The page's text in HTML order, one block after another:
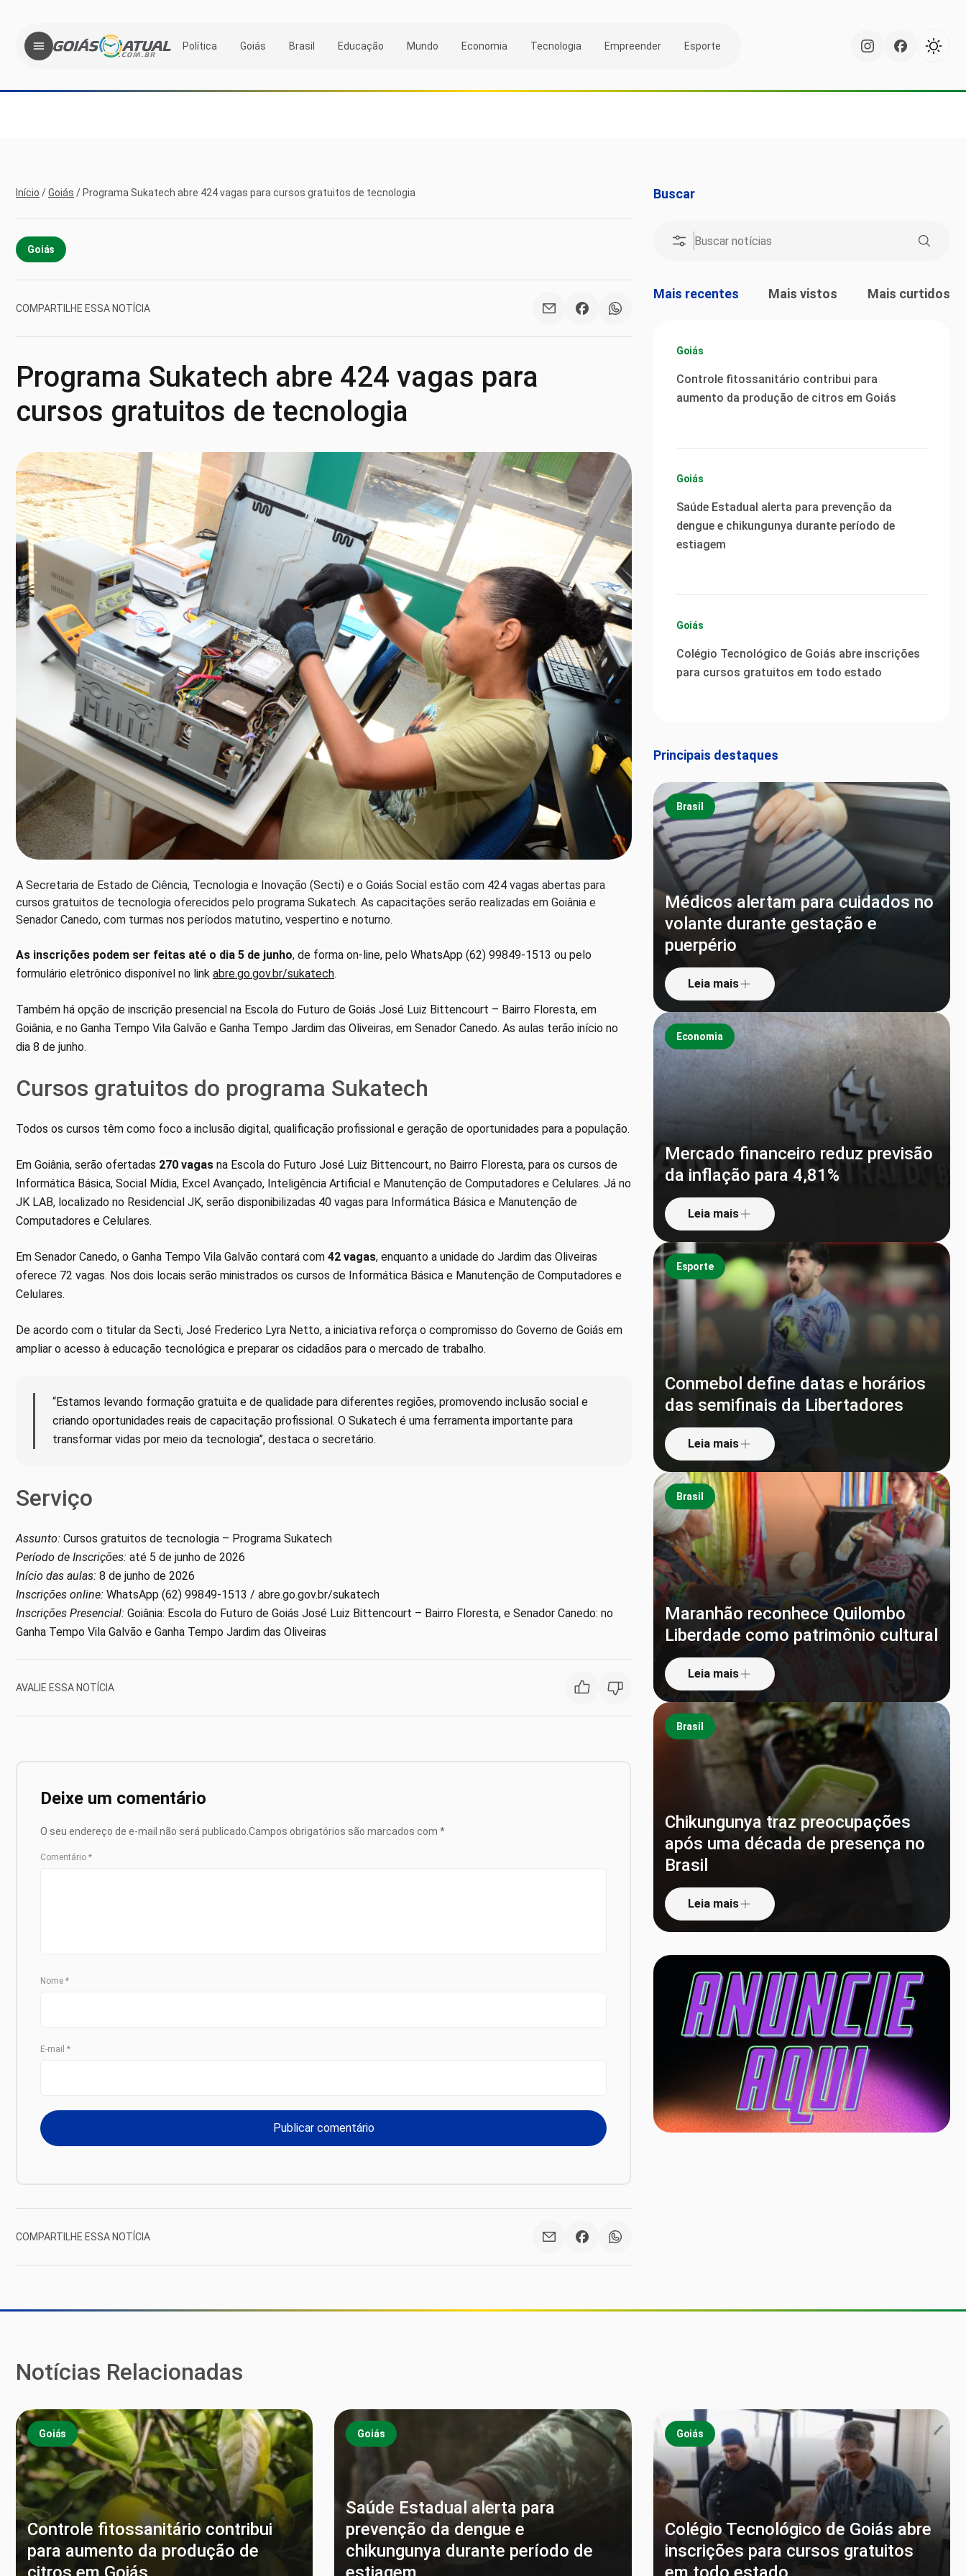
Política Goiás Brasil Educação Mundo Economia Tecnologia Empreender Esporte
Início /Goiás / Programa Sukatech abre 424 vagas para cursos gratuitos de tecnologia
Goiás
COMPARTILHE ESSA NOTÍCIA
Programa Sukatech abre 424 vagas para
cursos gratuitos de tecnologia
A Secretaria de Estado de Ciência, Tecnologia e Inovação (Secti) e o Goiás Social estão com 424 vagas abertas para
cursos gratuitos de tecnologia oferecidos pelo programa Sukatech. As capacitações serão realizadas em Goiânia e
Senador Canedo, com turmas nos períodos matutino, vespertino e noturno.
As inscrições podem ser feitas até o dia 5 de junho, de forma on-line, pelo WhatsApp (62) 99849-1513 ou pelo
formulário eletrônico disponível no link abre.go.gov.br/sukatech.
Também há opção de inscrição presencial na Escola do Futuro de Goiás José Luiz Bittencourt – Bairro Floresta, em
Goiânia, e no Ganha Tempo Vila Galvão e Ganha Tempo Jardim das Oliveiras, em Senador Canedo. As aulas terão início no
dia 8 de junho.
Cursos gratuitos do programa Sukatech
Todos os cursos têm como foco a inclusão digital, qualificação profissional e geração de oportunidades para a população.
Em Goiânia, serão ofertadas 270 vagas na Escola do Futuro José Luiz Bittencourt, no Bairro Floresta, para os cursos de
Informática Básica, Social Mídia, Excel Avançado, Inteligência Artificial e Manutenção de Computadores e Celulares. Já no
JK LAB, localizado no Residencial JK, serão disponibilizadas 40 vagas para Informática Básica e Manutenção de
Computadores e Celulares.
Em Senador Canedo, o Ganha Tempo Vila Galvão contará com 42 vagas, enquanto a unidade do Jardim das Oliveiras
oferece 72 vagas. Nos dois locais serão ministrados os cursos de Informática Básica e Manutenção de Computadores e
Celulares.
De acordo com o titular da Secti, José Frederico Lyra Netto, a iniciativa reforça o compromisso do Governo de Goiás em
ampliar o acesso à educação tecnológica e preparar os cidadãos para o mercado de trabalho.
“Estamos levando formação gratuita e de qualidade para diferentes regiões, promovendo inclusão social e
criando oportunidades reais de capacitação profissional. O Sukatech é uma ferramenta importante para
transformar vidas por meio da tecnologia”, destaca o secretário.
Serviço
Assunto: Cursos gratuitos de tecnologia – Programa Sukatech
Período de Inscrições: até 5 de junho de 2026
Início das aulas: 8 de junho de 2026
Inscrições online: WhatsApp (62) 99849-1513 / abre.go.gov.br/sukatech
Inscrições Presencial: Goiânia: Escola do Futuro de Goiás José Luiz Bittencourt – Bairro Floresta, e Senador Canedo: no
Ganha Tempo Vila Galvão e Ganha Tempo Jardim das Oliveiras
AVALIE ESSA NOTÍCIA
Deixe um comentário
O seu endereço de e-mail não será publicado. Campos obrigatórios são marcados com *
Comentário *
Nome *
E-mail *
COMPARTILHE ESSA NOTÍCIA
Buscar
Mais recentes Mais vistos Mais curtidos
Goiás
Controle fitossanitário contribui para
aumento da produção de citros em Goiás
Goiás
Saúde Estadual alerta para prevenção da
dengue e chikungunya durante período de
estiagem
Goiás
Colégio Tecnológico de Goiás abre inscrições
para cursos gratuitos em todo estado
Principais destaques
Brasil
Médicos alertam para cuidados no
volante durante gestação e
puerpério
Leia mais
Economia
Mercado financeiro reduz previsão
da inflação para 4,81%
Leia mais
Esporte
Conmebol define datas e horários
das semifinais da Libertadores
Leia mais
Brasil
Maranhão reconhece Quilombo
Liberdade como patrimônio cultural
Leia mais
Brasil
Chikungunya traz preocupações
após uma década de presença no
Brasil
Leia mais
Notícias Relacionadas
Goiás
Controle fitossanitário contribui
para aumento da produção de
Goiás
Saúde Estadual alerta para
prevenção da dengue e
chikungunya durante período de
Goiás
Colégio Tecnológico de Goiás abre
inscrições para cursos gratuitos